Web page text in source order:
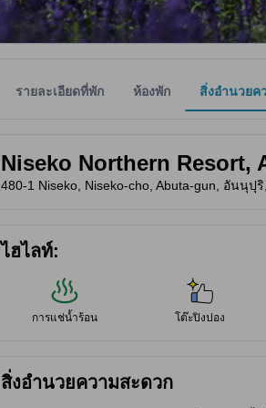
รายละเอียดที่พัก ห้องพัก สิ่งอำนวยค
Niseko Northern Resort,
480-1 Niseko, Niseko-cho, Abuta-gun, อันนุปุ
ไฮไลท์:
การแช่น้ำร้อน โต๊ะปิงปอง
สิ่งอำนวยความสะดวก